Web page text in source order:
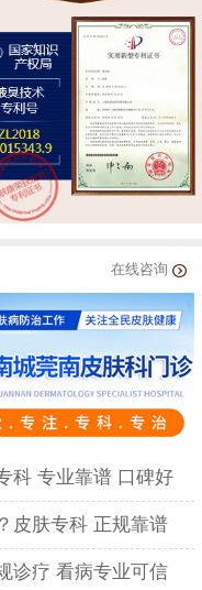
在线咨询
科 专业靠谱 口碑好
皮肤专科 正规靠谱
诊疗 看病专业可信